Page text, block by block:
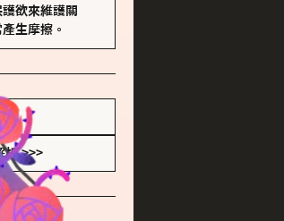
欲來維護關
生摩擦。
析 >>>